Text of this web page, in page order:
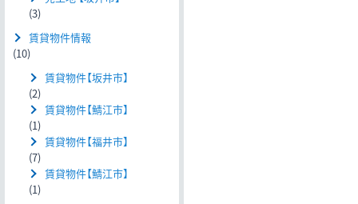
(3)
賃貸物件情報
(10)
賃貸物件【坂井市】
(2)
賃貸物件【鯖江市】
(1)
賃貸物件【福井市】
(7)
賃貸物件【鯖江市】
(1)